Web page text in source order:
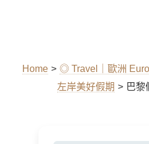
Home > ◎ Travel｜歐洲
左岸美好假期 > 巴黎